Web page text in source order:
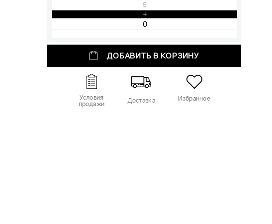
5
+
ДОБАВИТЬ В КОРЗИНУ
Условия
продажи
Доставка Избранное